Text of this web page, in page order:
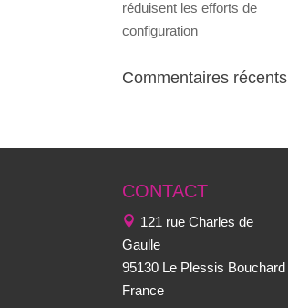
réduisent les efforts de
configuration
Commentaires récents
CONTACT
121 rue Charles de
Gaulle
95130 Le Plessis Bouchard
France